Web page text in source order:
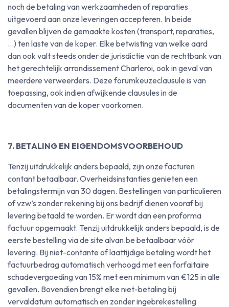
noch de betaling van werkzaamheden of reparaties
uitgevoerd aan onze leveringen accepteren. In beide
gevallen blijven de gemaakte kosten (transport, reparaties,
...) ten laste van de koper. Elke betwisting van welke aard
dan ook valt steeds onder de jurisdictie van de rechtbank van
het gerechtelijk arrondissement Charleroi, ook in geval van
meerdere verweerders. Deze forumkeuzeclausule is van
toepassing, ook indien afwijkende clausules in de
documenten van de koper voorkomen.
7. BETALING EN EIGENDOMSVOORBEHOUD
Tenzij uitdrukkelijk anders bepaald, zijn onze facturen
contant betaalbaar. Overheidsinstanties genieten een
betalingstermijn van 30 dagen. Bestellingen van particulieren
of vzw’s zonder rekening bij ons bedrijf dienen vooraf bij
levering betaald te worden. Er wordt dan een proforma
factuur opgemaakt. Tenzij uitdrukkelijk anders bepaald, is de
eerste bestelling via de site alvan.be betaalbaar vóór
levering. Bij niet-contante of laattijdige betaling wordt het
factuurbedrag automatisch verhoogd met een forfaitaire
schadevergoeding van 15% met een minimum van €125 in alle
gevallen. Bovendien brengt elke niet-betaling bij
vervaldatum automatisch en zonder ingebrekestelling